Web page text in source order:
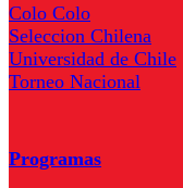
Colo Colo
Seleccion Chilena
Universidad de Chile
Torneo Nacional
Programas